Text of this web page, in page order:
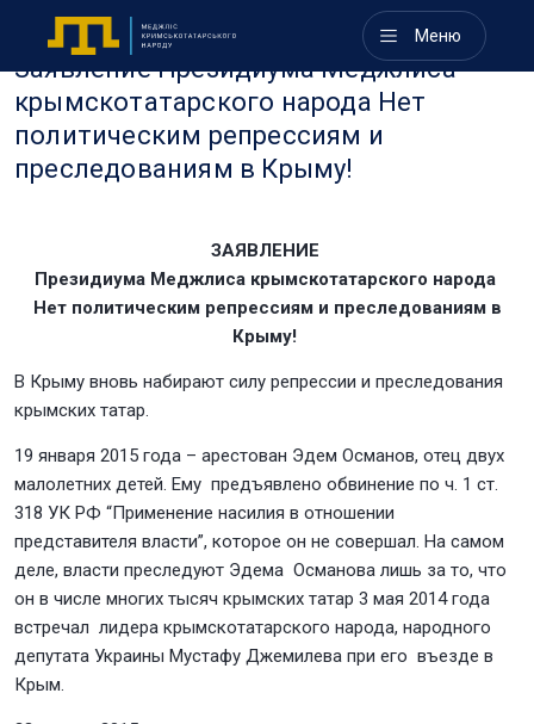
Меню
Заявление Президиума Меджлиса
крымскотатарского народа Нет
политическим репрессиям и
преследованиям в Крыму!
ЗАЯВЛЕНИЕ
Президиума Меджлиса крымскотатарского народа
Нет политическим репрессиям и преследованиям в
Крыму!
В Крыму вновь набирают силу репрессии и преследования
крымских татар.
19 января 2015 года – арестован Эдем Османов, отец двух
малолетних детей. Ему предъявлено обвинение по ч. 1 ст.
318 УК РФ “Применение насилия в отношении
представителя власти”, которое он не совершал. На самом
деле, власти преследуют Эдема Османова лишь за то, что
он в числе многих тысяч крымских татар 3 мая 2014 года
встречал лидера крымскотатарского народа, народного
депутата Украины Мустафу Джемилева при его въезде в
Крым.